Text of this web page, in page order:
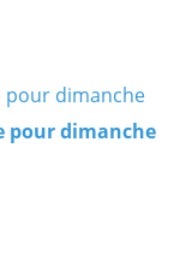
pour dimanche